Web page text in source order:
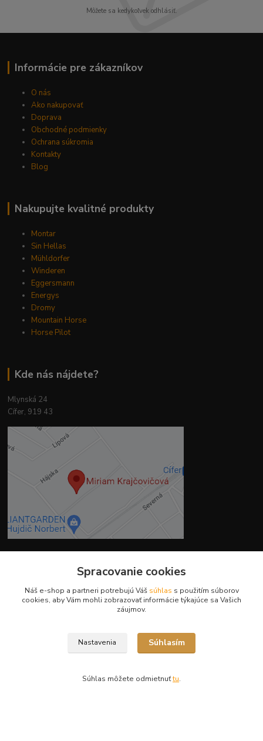
Môžete sa kedykoľvek odhlásiť.
Informácie pre zákazníkov
O nás
Ako nakupovať
Doprava
Obchodné podmienky
Ochrana súkromia
Kontakty
Blog
Nakupujte kvalitné produkty
Montar
Sin Hellas
Mühldorfer
Winderen
Eggersmann
Energys
Dromy
Mountain Horse
Horse Pilot
Kde nás nájdete?
Mlynská 24
Cífer, 919 43
+421 944 394 715
Spracovanie cookies
Náš e-shop a partneri potrebujú Váš súhlas s použitím súborov
cookies, aby Vám mohli zobrazovať informácie týkajúce sa Vašich
záujmov.
Nastavenia Súhlasím
Súhlas môžete odmietnuťtu.